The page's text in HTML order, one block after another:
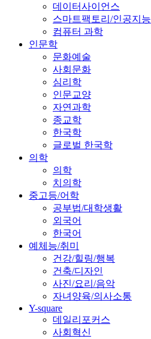
데이터사이언스
스마트팩토리/인공지능
컴퓨터 과학
인문학
문화예술
사회문화
심리학
인문교양
자연과학
종교학
한국학
글로벌 한국학
의학
의학
치의학
중고등/어학
공부법/대학생활
외국어
한국어
예체능/취미
건강/힐링/행복
건축/디자인
사진/요리/음악
자녀양육/의사소통
Y-square
데일리포커스
사회혁신